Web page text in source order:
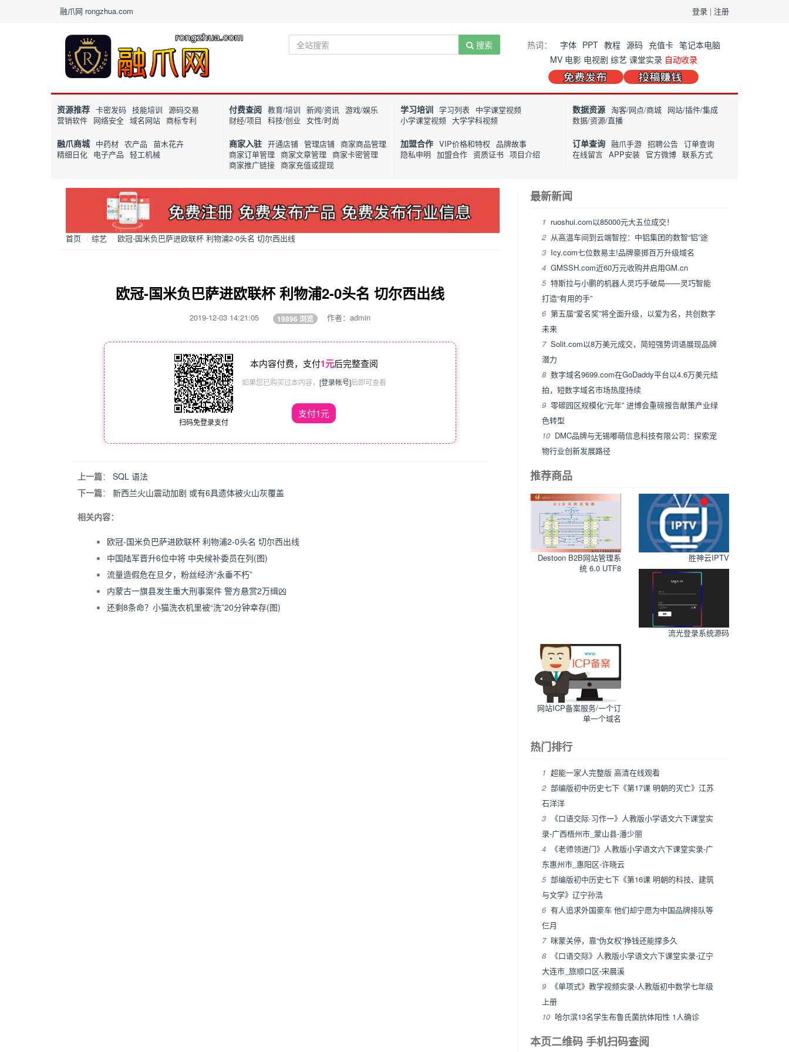
融爪网 rongzhua.com 登录 | 注册
搜索 热词： 字体 PPT 教程 源码 充值卡 笔记本电脑
MV 电影 电视剧 综艺 课堂实录 自动收录
资源推荐 卡密发码 技能培训 源码交易
营销软件 网络安全 域名网站 商标专利
付费查阅 教育/培训 新闻/资讯 游戏/娱乐
财经/项目
科技/创业 女性/时尚
学习培训 学习列表 中学课堂视频
小学课堂视频 大学学科视频
数据资源 淘客/网点/商城
网站/插件/集成
数据/资源/直播
融爪商城 中药材 农产品 苗木花卉
精细日化 电子产品 轻工机械
商家入驻 开通店铺 管理店铺 商家商品管理
商家订单管理 商家文章管理 商家卡密管理
商家推广链接 商家充值或提现
加盟合作 VIP价格和特权
品牌故事
隐私申明 加盟合作 资质证书 项目介绍
订单查询 融爪手游 招聘公告 订单查询
在线留言 APP安装 官方微博 联系方式
首页 / 综艺 / 欧冠-国米负巴萨进欧联杯 利物浦2-0头名 切尔西出线
欧冠-国米负巴萨进欧联杯 利物浦2-0头名 切尔西出线
2019-12-03 14:21:05 19896 浏览 作者：admin
扫码免登录支付
本内容付费，支付1元后完整查阅
如果您已购买过本内容， [登录帐号]后即可查看
支付1元
上一篇： SQL 语法
下一篇： 新西兰火山震动加剧 或有6具遗体被火山灰覆盖
相关内容：
欧冠-国米负巴萨进欧联杯 利物浦2-0头名 切尔西出线
中国陆军晋升6位中将 中央候补委员在列(图)
流量造假危在旦夕，粉丝经济“永垂不朽”
内蒙古一旗县发生重大刑事案件 警方悬赏2万缉凶
还剩8条命？小猫洗衣机里被“洗”20分钟幸存(图)
最新新闻
1 ruoshui.com以85000元大五位成交！
2 从高温车间到云端智控：中铝集团的数智“铝”途
3 Icy.com七位数易主!品牌豪掷百万升级域名
4 GMSSH.com近60万元收购并启用GM.cn
5 特斯拉与小鹏的机器人灵巧手破局——灵巧智能
打造“有用的手”
6 第五届“爱名奖”将全面升级，以爱为名，共创数字
未来
7 Solit.com以8万美元成交，简短强势词语展现品牌
潜力
8 数字域名9699.com在GoDaddy平台以4.6万美元结
拍，短数字域名市场热度持续
9 零碳园区规模化“元年” 进博会重磅报告献策产业绿
色转型
10 DMC品牌与无锡嘟萌信息科技有限公司：探索宠
物行业创新发展路径
推荐商品
Destoon B2B网站管理系
统 6.0 UTF8
胜神云IPTV
流光登录系统源码
网站ICP备案服务/一个订
单一个域名
热门排行
1 超能一家人完整版 高清在线观看
2 部编版初中历史七下《第17课 明朝的灭亡》江苏
石洋洋
3
《口语交际·习作一》人教版小学语文六下课堂实
录-广西梧州市_蒙山县-潘少丽
4
《老师领进门》人教版小学语文六下课堂实录-广
东惠州市_惠阳区-许晓云
5 部编版初中历史七下《第16课 明朝的科技、建筑
与文学》辽宁孙浩
6 有人追求外国豪车 他们却宁愿为中国品牌排队等
仨月
7 咪蒙关停，靠“伪女权”挣钱还能撑多久
8
《口语交际》人教版小学语文六下课堂实录-辽宁
大连市_旅顺口区-宋晨溪
9
《单项式》教学视频实录-人教版初中数学七年级
上册
10 哈尔滨13名学生布鲁氏菌抗体阳性 1人确诊
本页二维码 手机扫码查阅